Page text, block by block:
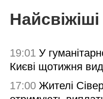
19:01 У
Києві щотижня
17:00 Жителі